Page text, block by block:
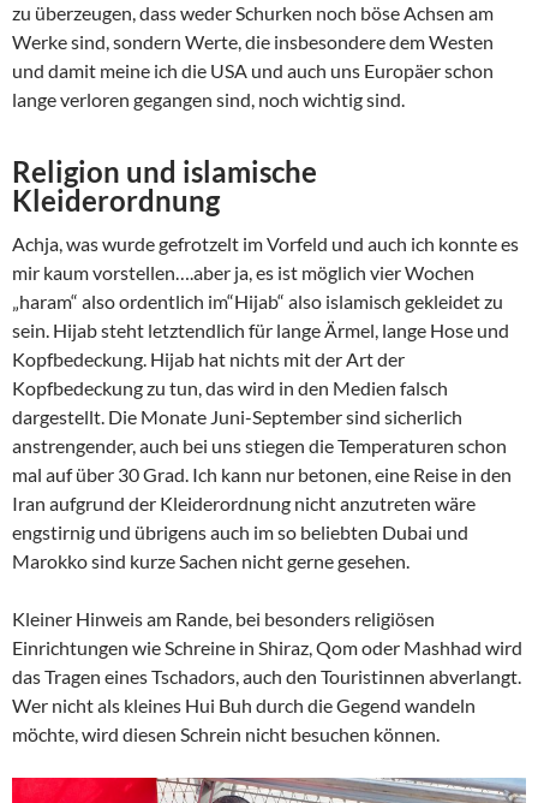
zu überzeugen, dass weder Schurken noch böse Achsen am
Werke sind, sondern Werte, die insbesondere dem Westen
und damit meine ich die USA und auch uns Europäer schon
lange verloren gegangen sind, noch wichtig sind.
Religion und islamische
Kleiderordnung
Achja, was wurde gefrotzelt im Vorfeld und auch ich konnte es
mir kaum vorstellen….aber ja, es ist möglich vier Wochen
„haram“ also ordentlich im“Hijab“ also islamisch gekleidet zu
sein. Hijab steht letztendlich für lange Ärmel, lange Hose und
Kopfbedeckung. Hijab hat nichts mit der Art der
Kopfbedeckung zu tun, das wird in den Medien falsch
dargestellt. Die Monate Juni-September sind sicherlich
anstrengender, auch bei uns stiegen die Temperaturen schon
mal auf über 30 Grad. Ich kann nur betonen, eine Reise in den
Iran aufgrund der Kleiderordnung nicht anzutreten wäre
engstirnig und übrigens auch im so beliebten Dubai und
Marokko sind kurze Sachen nicht gerne gesehen.
Kleiner Hinweis am Rande, bei besonders religiösen
Einrichtungen wie Schreine in Shiraz, Qom oder Mashhad wird
das Tragen eines Tschadors, auch den Touristinnen abverlangt.
Wer nicht als kleines Hui Buh durch die Gegend wandeln
möchte, wird diesen Schrein nicht besuchen können.